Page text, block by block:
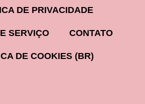
DE PRIVACIDADE
SERVIÇO CONTATO
DE COOKIES (BR)